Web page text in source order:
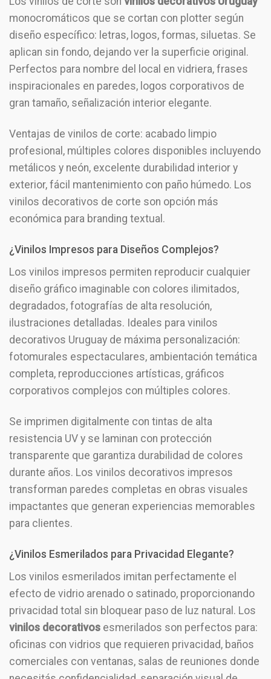
monocromáticos que se cortan con plotter según
diseño específico: letras, logos, formas, siluetas. Se
aplican sin fondo, dejando ver la superficie original.
Perfectos para nombre del local en vidriera, frases
inspiracionales en paredes, logos corporativos de
gran tamaño, señalización interior elegante.
Ventajas de vinilos de corte: acabado limpio
profesional, múltiples colores disponibles incluyendo
metálicos y neón, excelente durabilidad interior y
exterior, fácil mantenimiento con paño húmedo. Los
vinilos decorativos de corte son opción más
económica para branding textual.
¿Vinilos Impresos para Diseños Complejos?
Los vinilos impresos permiten reproducir cualquier
diseño gráfico imaginable con colores ilimitados,
degradados, fotografías de alta resolución,
ilustraciones detalladas. Ideales para vinilos
decorativos Uruguay de máxima personalización:
fotomurales espectaculares, ambientación temática
completa, reproducciones artísticas, gráficos
corporativos complejos con múltiples colores.
Se imprimen digitalmente con tintas de alta
resistencia UV y se laminan con protección
transparente que garantiza durabilidad de colores
durante años. Los vinilos decorativos impresos
transforman paredes completas en obras visuales
impactantes que generan experiencias memorables
para clientes.
¿Vinilos Esmerilados para Privacidad Elegante?
Los vinilos esmerilados imitan perfectamente el
efecto de vidrio arenado o satinado, proporcionando
privacidad total sin bloquear paso de luz natural. Los
vinilos decorativos esmerilados son perfectos para:
oficinas con vidrios que requieren privacidad, baños
comerciales con ventanas, salas de reuniones donde